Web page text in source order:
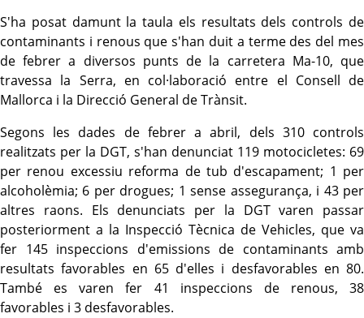
S'ha posat damunt la taula els resultats dels controls de
contaminants i renous que s'han duit a terme des del mes
de febrer a diversos punts de la carretera Ma-10, que
travessa la Serra, en col·laboració entre el Consell de
Mallorca i la Direcció General de Trànsit.
Segons les dades de febrer a abril, dels 310 controls
realitzats per la DGT, s'han denunciat 119 motocicletes: 69
per renou excessiu reforma de tub d'escapament; 1 per
alcoholèmia; 6 per drogues; 1 sense assegurança, i 43 per
altres raons. Els denunciats per la DGT varen passar
posteriorment a la Inspecció Tècnica de Vehicles, que va
fer 145 inspeccions d'emissions de contaminants amb
resultats favorables en 65 d'elles i desfavorables en 80.
També es varen fer 41 inspeccions de renous, 38
favorables i 3 desfavorables.